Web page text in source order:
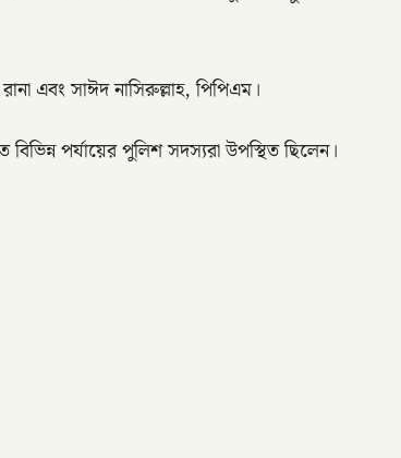
এবং সাঈদ নাসিরুল্লাহ, পিপিএম।
পর্যায়ের পুলিশ সদস্যরা উপস্থিত ছিলেন।